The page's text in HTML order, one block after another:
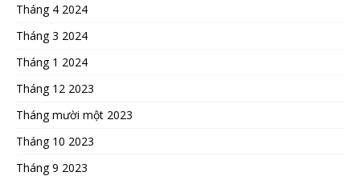
Tháng 4 2024
Tháng 3 2024
Tháng 1 2024
Tháng 12 2023
Tháng mười một 2023
Tháng 10 2023
Tháng 9 2023